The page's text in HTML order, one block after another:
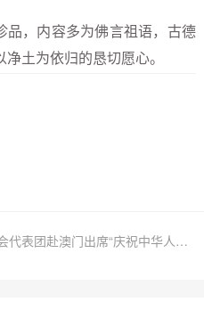
，内容多为佛言祖语，古德
土为依归的恳切愿心。
下一篇：中国佛教协会代表团赴澳门出席“庆祝中华人民共和国成立75周年暨澳门回归祖国25周年”系列活动